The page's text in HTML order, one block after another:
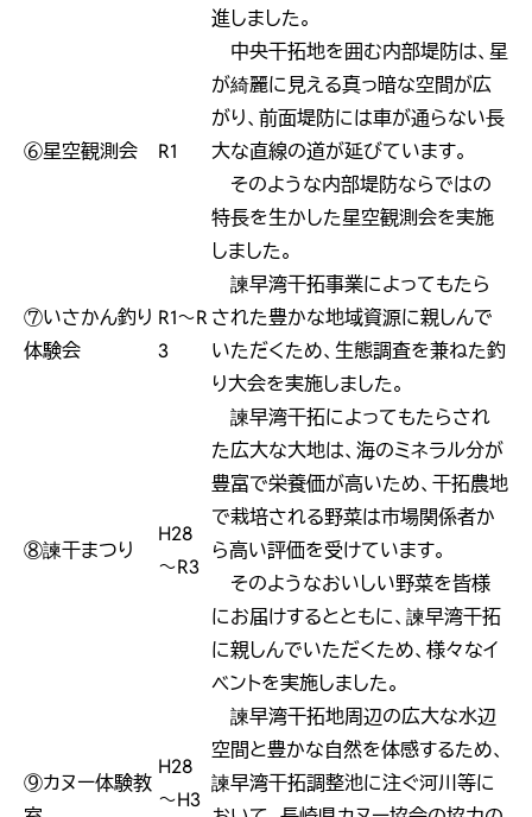
進しました。
⑥星空観測会 R1
中央干拓地を囲む内部堤防は、星
が綺麗に見える真っ暗な空間が広
がり、前面堤防には車が通らない長
大な直線の道が延びています。
そのような内部堤防ならではの
特長を生かした星空観測会を実施
しました。
⑦いさかん釣り
体験会
R1～R
3
諫早湾干拓事業によってもたら
された豊かな地域資源に親しんで
いただくため、生態調査を兼ねた釣
り大会を実施しました。
⑧諫干まつり
H28
～R3
諫早湾干拓によってもたらされ
た広大な大地は、海のミネラル分が
豊富で栄養価が高いため、干拓農地
で栽培される野菜は市場関係者か
ら高い評価を受けています。
そのようなおいしい野菜を皆様
にお届けするとともに、諫早湾干拓
に親しんでいただくため、様々なイ
ベントを実施しました。
⑨カヌー体験教
H28
～H3
諫早湾干拓地周辺の広大な水辺
空間と豊かな自然を体感するため、
諫早湾干拓調整池に注ぐ河川等に